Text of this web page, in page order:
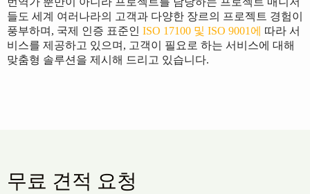
들도 세계 여러나라의 고객과 다양한 장르의 프로젝트 경험이
풍부하며, 국제 인증 표준인 ISO 17100 및 ISO 9001에 따라 서
비스를 제공하고 있으며, 고객이 필요로 하는 서비스에 대해
맞춤형 솔루션을 제시해 드리고 있습니다.
무료 견적 요청